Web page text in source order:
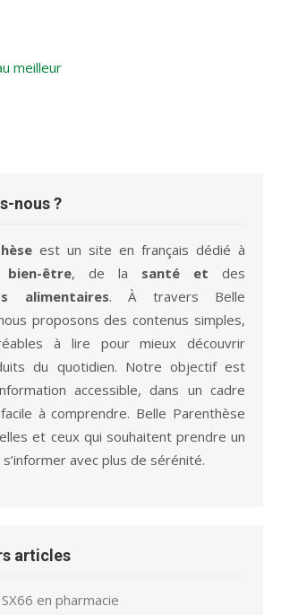
meilleur
nous ?
est un site en français dédié à
bien-être, de la santé et des
alimentaires. À travers Belle
proposons des contenus simples,
à lire pour mieux découvrir
du quotidien. Notre objectif est
accessible, dans un cadre
à comprendre. Belle Parenthèse
et ceux qui souhaitent prendre un
avec plus de sérénité.
articles
en pharmacie